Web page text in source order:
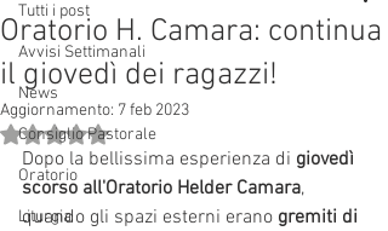
Tutti i post
Avvisi Settimanali
News
Consiglio Pastorale
Oratorio
Liturgia
Oratorio H. Camara: continua
il giovedì dei ragazzi!
Aggiornamento: 7 feb 2023
Valutazione NaN stelle su 5.
Dopo la bellissima esperienza di giovedì
scorso all'Oratorio Helder Camara,
quando gli spazi esterni erano gremiti di